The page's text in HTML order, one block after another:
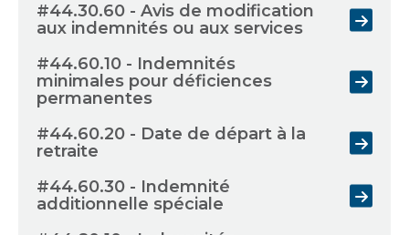
#44.30.60 - Avis de modification
aux indemnités ou aux services
#44.60.10 - Indemnités
minimales pour déficiences
permanentes
#44.60.20 - Date de départ à la
retraite
#44.60.30 - Indemnité
additionnelle spéciale